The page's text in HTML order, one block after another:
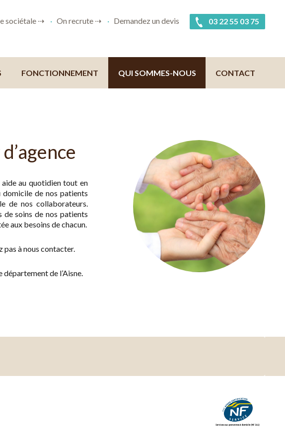
03 22 55 03 75
sociétale ⇢ On recrute ⇢ Demandez un devis
FONCTIONNEMENT QUI SOMMES-NOUS CONTACT
aide au quotidien tout en
domicile de nos patients
de nos collaborateurs.
soins de nos patients
aux besoins de chacun.
pas à nous contacter.
de l’Aisne.